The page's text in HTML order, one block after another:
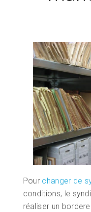
Pour changer de
conditions, le
réaliser un